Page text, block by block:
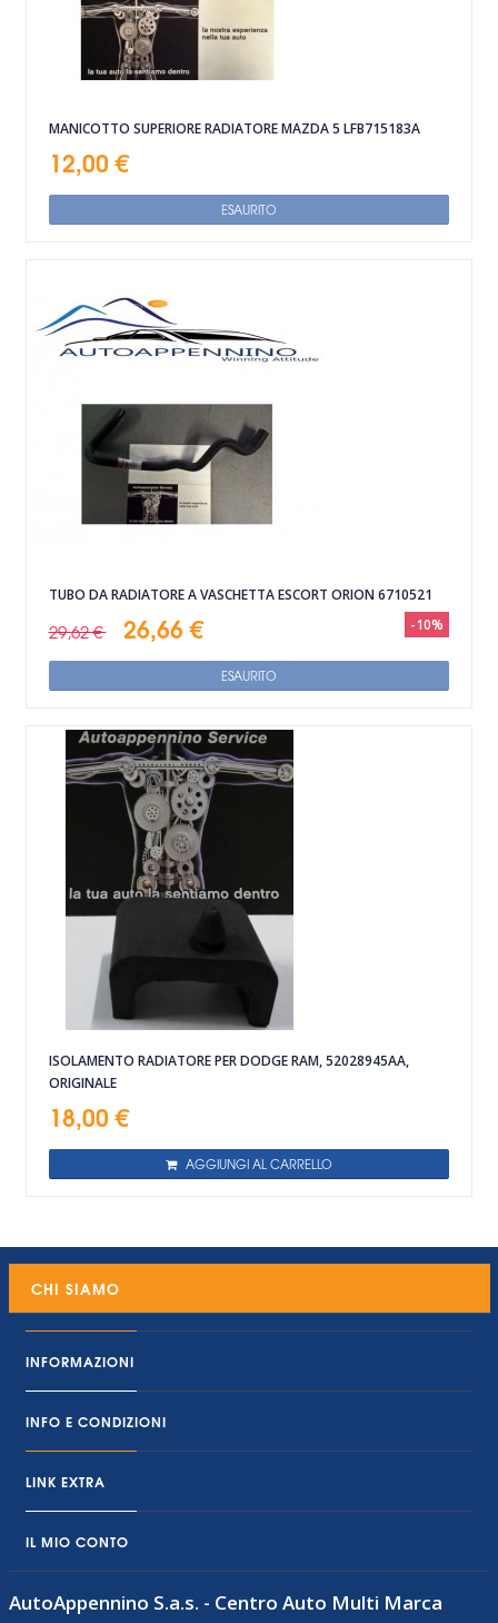
MANICOTTO SUPERIORE RADIATORE MAZDA 5 LFB715183A
12,00 €
ESAURITO
TUBO DA RADIATORE A VASCHETTA ESCORT ORION 6710521
29,62 € 26,66 € -10%
ESAURITO
ISOLAMENTO RADIATORE PER DODGE RAM, 52028945AA,
ORIGINALE
18,00 €
AGGIUNGI AL CARRELLO
CHI SIAMO
INFORMAZIONI
INFO E CONDIZIONI
LINK EXTRA
IL MIO CONTO
AutoAppennino S.a.s. - Centro Auto Multi Marca